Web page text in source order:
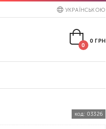
УКРАЇНСЬКОЮ
0
0 ГРН
код: 03326